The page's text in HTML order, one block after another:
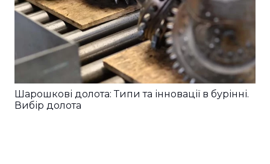
Шарошкові долота: Типи та інновації в бурінні.
Вибір долота